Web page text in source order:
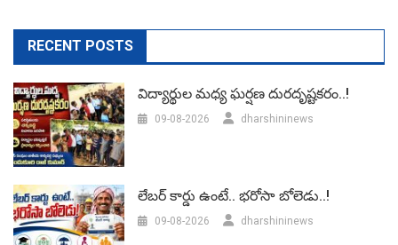
RECENT POSTS
విద్యార్థుల మధ్య ఘర్షణ దురదృష్టకరం..!
09-08-2026 dharshininews
లేబర్‌ కార్డు ఉంటే.. భరోసా బోలెడు..!
09-08-2026 dharshininews